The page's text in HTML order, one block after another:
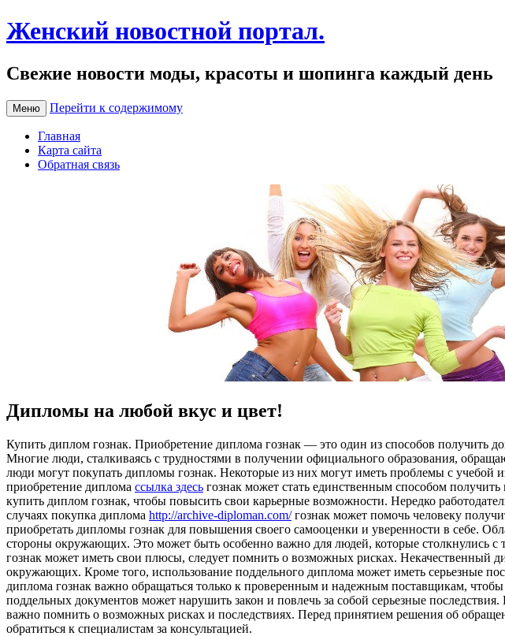
Женский новостной портал.
Свежие новости моды, красоты и шопинга каждый день
Меню Перейти к содержимому
Главная
Карта сайта
Обратная связь
Дипломы на любой вкус и цвет!
Купить диплoм гoзнaк. Приoбрeтeниe диплома гознак — это один из способов получить
Многие люди, сталкиваясь с трудностями в получении официального образования,
люди могут покупать дипломы гознак. Некоторые из них могут иметь проблемы с учебой
приобретение диплома ссылка здесь гознак может стать единственным способом
купить диплом гознак, чтобы повысить свои карьерные возможности. Нередко
случаях покупка диплома http://archive-diploman.com/гознак может помочь человеку
приобретать дипломы гознак для повышения своего самооценки и уверенности в себе.
стороны окружающих. Это может быть особенно важно для людей, которые столкнулись
гознак может иметь свои плюсы, следует помнить о возможных рисках. Некачественный
окружающих. Кроме того, использование поддельного диплома может иметь серьезные
диплома гознак важно обращаться только к проверенным и надежным поставщикам,
поддельных документов может нарушить закон и повлечь за собой серьезные
важно помнить о возможных рисках и последствиях. Перед принятием решения об
обратиться к специалистам за консультацией.